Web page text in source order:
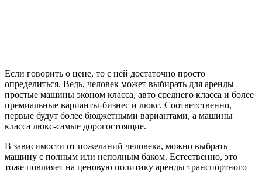
Если говорить о цене, то с ней достаточно просто
определиться. Ведь, человек может выбирать для аренды
простые машины эконом класса, авто среднего класса и более
премиальные варианты-бизнес и люкс. Соответственно,
первые будут более бюджетными вариантами, а машины
класса люкс-самые дорогостоящие.
В зависимости от пожеланий человека, можно выбрать
машину с полным или неполным баком. Естественно, это
тоже повлияет на ценовую политику аренды транспортного